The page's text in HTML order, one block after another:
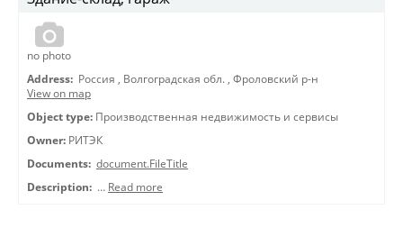
no photo
Address: Россия , Волгоградская обл. , Фроловский р-н
View on map
Object type: Производственная недвижимость и сервисы
Owner: РИТЭК
Documents: document.FileTitle
Description: … Read more